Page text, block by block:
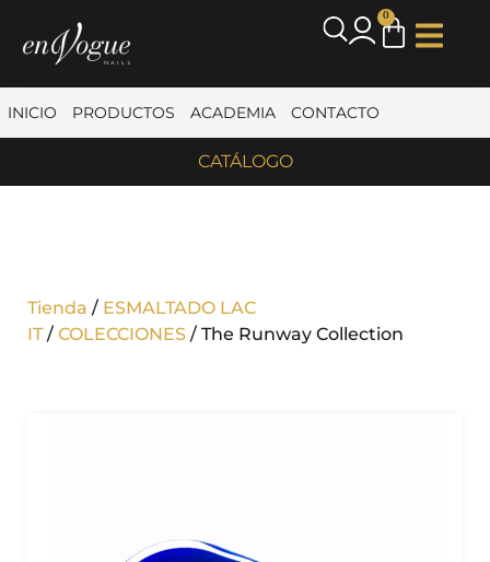
0
INICIO PRODUCTOS ACADEMIA CONTACTO
CATÁLOGO
Tienda / ESMALTADO LAC
IT/ COLECCIONES / The Runway Collection